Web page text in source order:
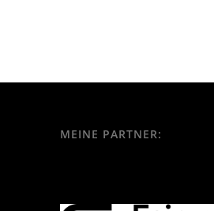
MEINE PARTNER: